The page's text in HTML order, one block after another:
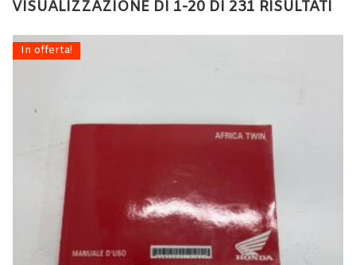
VISUALIZZAZIONE DI 1-20 DI 231 RISULTATI
In offerta!